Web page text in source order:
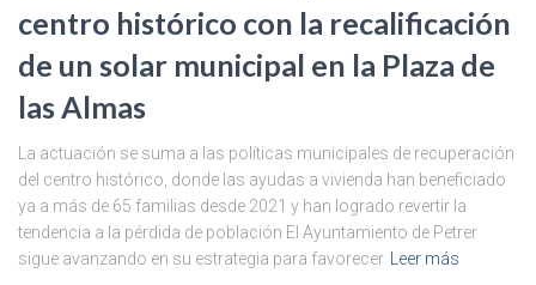
centro histórico con la recalificación
de un solar municipal en la Plaza de
las Almas
La actuación se suma a las políticas municipales de recuperación
del centro histórico, donde las ayudas a vivienda han beneficiado
ya a más de 65 familias desde 2021 y han logrado revertir la
tendencia a la pérdida de población El Ayuntamiento de Petrer
sigue avanzando en su estrategia para favorecer Leer más